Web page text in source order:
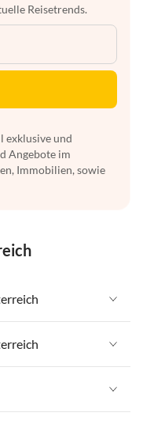
Reisetrends.
exklusive und
Angebote im
Immobilien, sowie